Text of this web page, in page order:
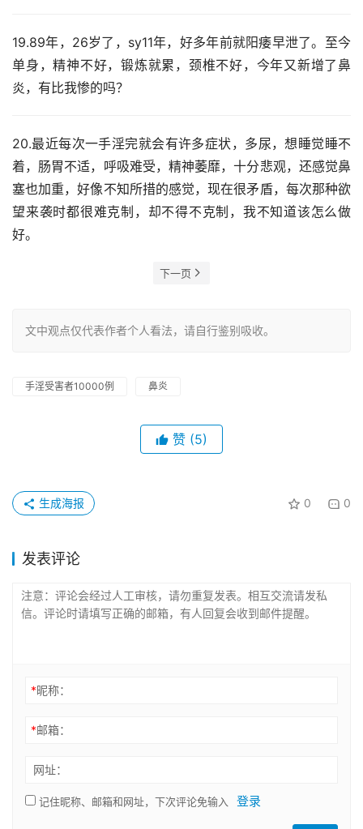
19.89年，26岁了，sy11年，好多年前就阳痿早泄了。至今
单身，精神不好，锻炼就累，颈椎不好，今年又新增了鼻
炎，有比我惨的吗？
20.最近每次一手淫完就会有许多症状，多尿，想睡觉睡不
着，肠胃不适，呼吸难受，精神萎靡，十分悲观，还感觉鼻
塞也加重，好像不知所措的感觉，现在很矛盾，每次那种欲
望来袭时都很难克制，却不得不克制，我不知道该怎么做
好。
下一页
文中观点仅代表作者个人看法，请自行鉴别吸收。
手淫受害者10000例 鼻炎
赞 (5)
0 0
生成海报
发表评论
*昵称：
*邮箱：
网址：
记住昵称、邮箱和网址，下次评论免输入 登录